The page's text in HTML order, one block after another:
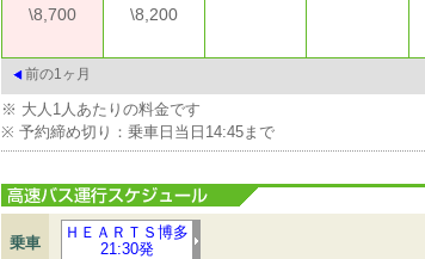
\8,700
\8,200
前の1ヶ月
※ 大人1人あたりの料金です
※ 予約締め切り：乗車日当日14:45まで
乗車
ＨＥＡＲＴＳ博多
21:30発